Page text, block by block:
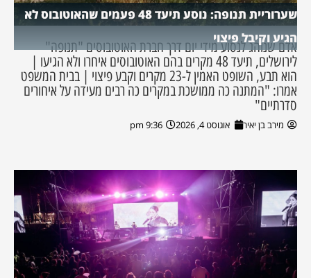
שערוריית תנופה: נוסע תיעד 48 פעמים שהאוטובוס לא
הגיע וקיבל פיצוי
אדם שנוהג לנסוע מידי יום דרך חברת האוטובוסים "תנופה"
לירושלים, תיעד 48 מקרים בהם האוטובוסים איחרו ולא הגיעו |
הוא תבע, השופט האמין ל-23 מקרים וקבע פיצוי | בבית המשפט
אמרו: "המתנה כה ממושכת במקרים כה רבים מעידה על איחורים
סדרתיים"
מירב בן יאיר אוגוסט 4, 2026 9:36 pm